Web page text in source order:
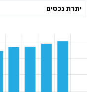
יתרת נכסים